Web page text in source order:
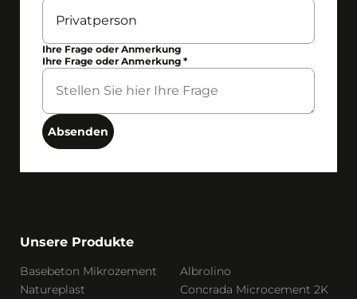
Ihre Frage oder Anmerkung
Ihre Frage oder Anmerkung*
Absenden
Unsere Produkte
Basebeton Mikrozement
Albrolino
Natureplast
Concrada Microcement 2K